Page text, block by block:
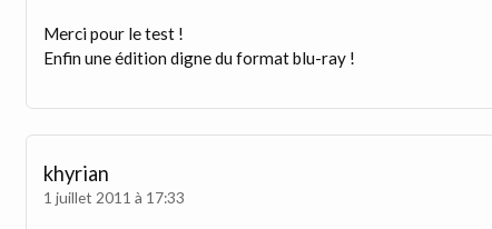
Merci pour le test !
Enfin une édition digne du format blu-ray !
khyrian
1 juillet 2011 à 17:33